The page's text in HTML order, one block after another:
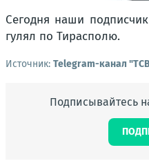
Сегодня наши
гулял по Тирасполю.
Источник: Telegram-канал
Подписывайтесь